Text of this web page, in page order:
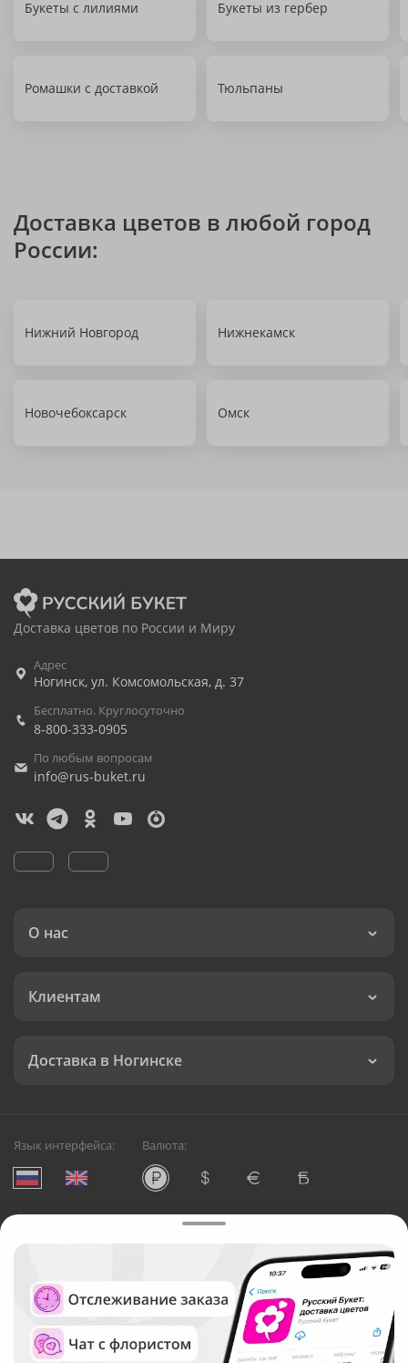
Букеты с лилиями Букеты из гербер
Ромашки с доставкой Тюльпаны
Доставка цветов в любой город
России:
Нижний Новгород Нижнекамск
Новочебоксарск Омск
Доставка цветов по России и Миру
Адрес
Ногинск, ул. Комсомольская, д. 37
Бесплатно. Круглосуточно
8-800-333-0905
По любым вопросам
info@rus-buket.ru
О нас
Клиентам
Доставка в Ногинске
Язык интерфейса: Валюта:
Служба круглосуточной доставки цветов в Ногинске
Русский Букет, 2026
Общество с ограниченной ответственностью «Технология»
ОГРН: 1195476081745, ИНН: 5410081997
Юридический адрес: г. Новосибирск, ул. Ипподромская,
д.42, оф. 3